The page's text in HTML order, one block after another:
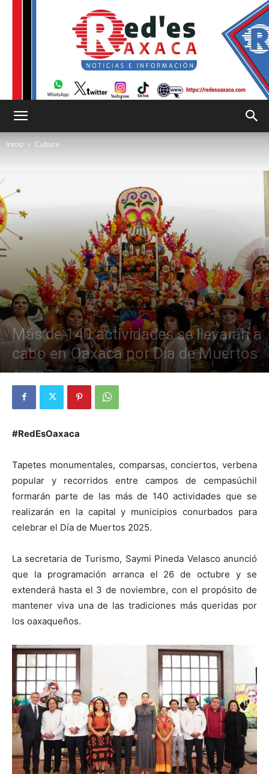
Oaxaca
Inicio Cultura
Más de 140 actividades se llevarán a
cabo en Oaxaca por Día de Muertos
8 octubre, 2025
#RedEsOaxaca
Tapetes monumentales, comparsas, conciertos, verbena
popular y recorridos entre campos de cempasúchil
formarán parte de las más de 140 actividades que se
realizarán en la capital y municipios conurbados para
celebrar el Día de Muertos 2025.
La secretaria de Turismo, Saymi Pineda Velasco anunció
que la programación arranca el 26 de octubre y se
extenderá hasta el 3 de noviembre, con el propósito de
mantener viva una de las tradiciones más queridas por
los oaxaqueños.